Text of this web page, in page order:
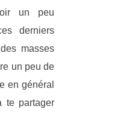
un peu
derniers
masses
un peu de
en général
te partager